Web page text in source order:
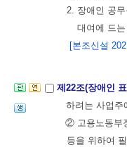
2. 장애인 공
대여에 드
[본조신설
제22조(장애인
하려는 사업
② 고용노동부
등을 위하여